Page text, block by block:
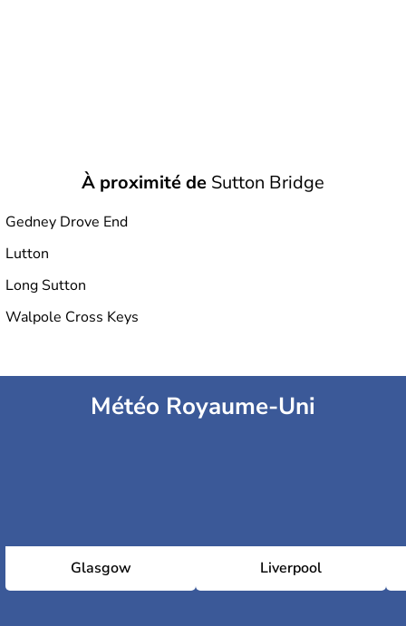
À proximité de Sutton Bridge
Gedney Drove End
Lutton
Long Sutton
Walpole Cross Keys
Météo Royaume-Uni
Glasgow Liverpool